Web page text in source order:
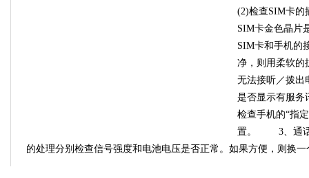
(2)检查SIM卡的
SIM卡金色晶片
SIM卡和手机的
净，则用柔软
无法接听／拨出
是否显示有服务
检查手机的“指
置。 3、通话
的处理分别检查信号强度和电池电压是否正常。如果方便，则换